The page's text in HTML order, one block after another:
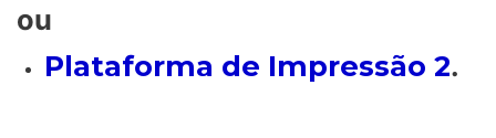
ou
Plataforma de Impressão 2.